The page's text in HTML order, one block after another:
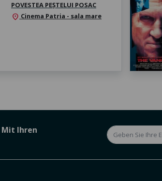
POVESTEA PEȘTELUI POSAC
location_on Cinema Patria - sala mare
Mit Ihren